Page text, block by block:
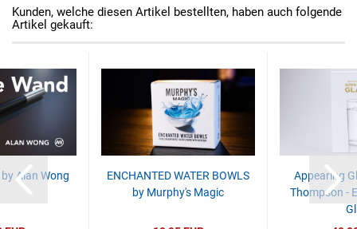
Kunden, welche diesen Artikel bestellten, haben auch folgende
Artikel gekauft:
Alan Wong
ENCHANTED WATER BOWLS
by Murphy's Magic
Appearing
Thompson -